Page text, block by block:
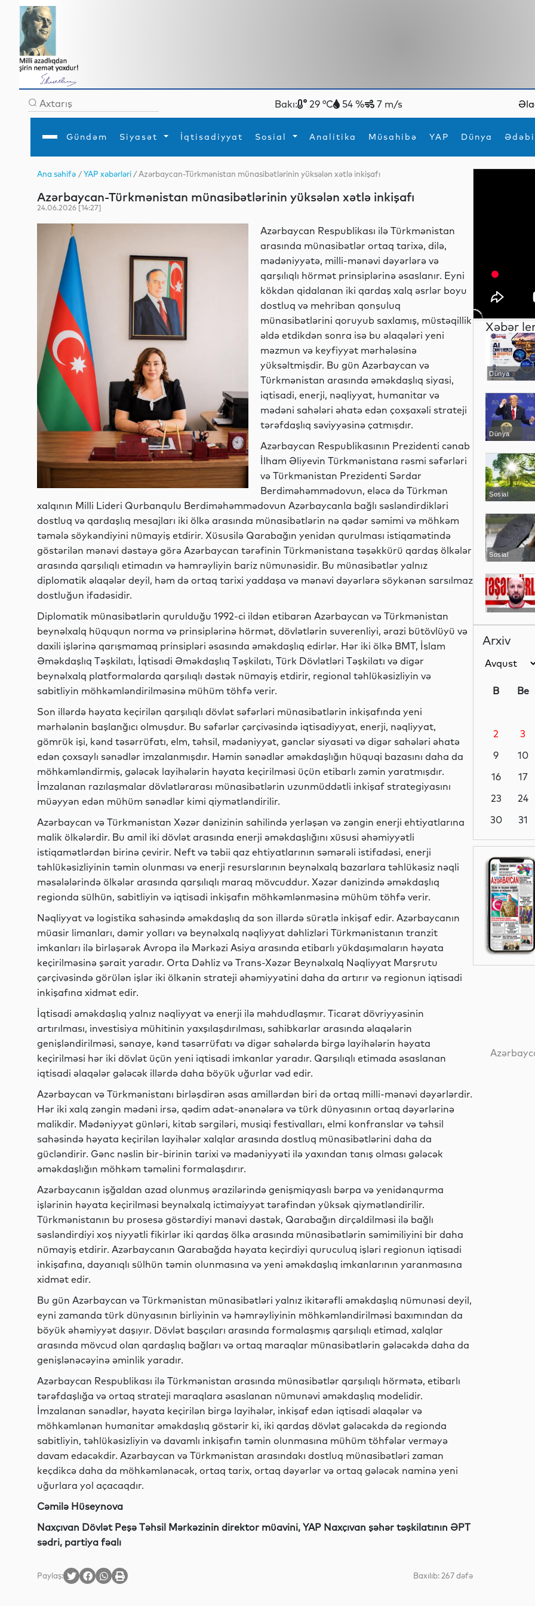
Bakı: 29 °C 54 % 7 m/s
Gündəm Siyasət İqtisadiyyat Sosial Analitika Müsahibə YAP Dünya
Gündəm
İqtisadiyyat
Analitika
Mədəniyyət
Müsahibə
MEDİA
Xarici siyasətTurizm
Hadisə
İdmanYeni texnologiyalar
Ana səhifə /YAP xəbərləri / Azərbaycan-Türkmənistan münasibətlərinin yüksələn xətlə inkişafı
Azərbaycan-Türkmənistan münasibətlərinin yüksələn xətlə inkişafı
24.06.2026 [14:27]
Azərbaycan Respublikası ilə Türkmənistan
arasında münasibətlər ortaq tarixə, dilə,
mədəniyyətə, milli-mənəvi dəyərlərə və
qarşılıqlı hörmət prinsiplərinə əsaslanır. Eyni
kökdən qidalanan iki qardaş xalq əsrlər boyu
dostluq və mehriban qonşuluq
münasibətlərini qoruyub saxlamış, müstəqillik
əldə etdikdən sonra isə bu əlaqələri yeni
məzmun və keyfiyyət mərhələsinə
yüksəltmişdir. Bu gün Azərbaycan və
Türkmənistan arasında əməkdaşlıq siyasi,
iqtisadi, enerji, nəqliyyat, humanitar və
mədəni sahələri əhatə edən çoxşaxəli strateji
tərəfdaşlıq səviyyəsinə çatmışdır.
Azərbaycan Respublikasının Prezidenti cənab
İlham Əliyevin Türkmənistana rəsmi səfərləri
və Türkmənistan Prezidenti Sərdar
Berdiməhəmmədovun, eləcə də Türkmən
xalqının Milli Lideri Qurbanqulu Berdiməhəmmədovun Azərbaycanla bağlı səsləndirdikləri
dostluq və qardaşlıq mesajları iki ölkə arasında münasibətlərin nə qədər səmimi və möhkəm
təmələ söykəndiyini nümayiş etdirir. Xüsusilə Qarabağın yenidən qurulması istiqamətində
göstərilən mənəvi dəstəyə görə Azərbaycan tərəfinin Türkmənistana təşəkkürü qardaş ölkələr
arasında qarşılıqlı etimadın və həmrəyliyin bariz nümunəsidir. Bu münasibətlər yalnız
diplomatik əlaqələr deyil, həm də ortaq tarixi yaddaşa və mənəvi dəyərlərə söykənən sarsılmaz
dostluğun ifadəsidir.
Diplomatik münasibətlərin qurulduğu 1992-ci ildən etibarən Azərbaycan və Türkmənistan
beynəlxalq hüququn norma və prinsiplərinə hörmət, dövlətlərin suverenliyi, ərazi bütövlüyü və
daxili işlərinə qarışmamaq prinsipləri əsasında əməkdaşlıq edirlər. Hər iki ölkə BMT, İslam
Əməkdaşlıq Təşkilatı, İqtisadi Əməkdaşlıq Təşkilatı, Türk Dövlətləri Təşkilatı və digər
beynəlxalq platformalarda qarşılıqlı dəstək nümayiş etdirir, regional təhlükəsizliyin və
sabitliyin möhkəmləndirilməsinə mühüm töhfə verir.
Son illərdə həyata keçirilən qarşılıqlı dövlət səfərləri münasibətlərin inkişafında yeni
mərhələnin başlanğıcı olmuşdur. Bu səfərlər çərçivəsində iqtisadiyyat, enerji, nəqliyyat,
gömrük işi, kənd təsərrüfatı, elm, təhsil, mədəniyyət, gənclər siyasəti və digər sahələri əhatə
edən çoxsaylı sənədlər imzalanmışdır. Həmin sənədlər əməkdaşlığın hüquqi bazasını daha da
möhkəmləndirmiş, gələcək layihələrin həyata keçirilməsi üçün etibarlı zəmin yaratmışdır.
İmzalanan razılaşmalar dövlətlərarası münasibətlərin uzunmüddətli inkişaf strategiyasını
müəyyən edən mühüm sənədlər kimi qiymətləndirilir.
Azərbaycan və Türkmənistan Xəzər dənizinin sahilində yerləşən və zəngin enerji ehtiyatlarına
malik ölkələrdir. Bu amil iki dövlət arasında enerji əməkdaşlığını xüsusi əhəmiyyətli
istiqamətlərdən birinə çevirir. Neft və təbii qaz ehtiyatlarının səmərəli istifadəsi, enerji
təhlükəsizliyinin təmin olunması və enerji resurslarının beynəlxalq bazarlara təhlükəsiz nəqli
məsələlərində ölkələr arasında qarşılıqlı maraq mövcuddur. Xəzər dənizində əməkdaşlıq
regionda sülhün, sabitliyin və iqtisadi inkişafın möhkəmlənməsinə mühüm töhfə verir.
Nəqliyyat və logistika sahəsində əməkdaşlıq da son illərdə sürətlə inkişaf edir. Azərbaycanın
müasir limanları, dəmir yolları və beynəlxalq nəqliyyat dəhlizləri Türkmənistanın tranzit
imkanları ilə birləşərək Avropa ilə Mərkəzi Asiya arasında etibarlı yükdaşımaların həyata
keçirilməsinə şərait yaradır. Orta Dəhliz və Trans-Xəzər Beynəlxalq Nəqliyyat Marşrutu
çərçivəsində görülən işlər iki ölkənin strateji əhəmiyyətini daha da artırır və regionun iqtisadi
inkişafına xidmət edir.
İqtisadi əməkdaşlıq yalnız nəqliyyat və enerji ilə məhdudlaşmır. Ticarət dövriyyəsinin
artırılması, investisiya mühitinin yaxşılaşdırılması, sahibkarlar arasında əlaqələrin
genişləndirilməsi, sənaye, kənd təsərrüfatı və digər sahələrdə birgə layihələrin həyata
keçirilməsi hər iki dövlət üçün yeni iqtisadi imkanlar yaradır. Qarşılıqlı etimada əsaslanan
iqtisadi əlaqələr gələcək illərdə daha böyük uğurlar vəd edir.
Azərbaycan və Türkmənistanı birləşdirən əsas amillərdən biri də ortaq milli-mənəvi dəyərlərdir.
Hər iki xalq zəngin mədəni irsə, qədim adət-ənənələrə və türk dünyasının ortaq dəyərlərinə
malikdir. Mədəniyyət günləri, kitab sərgiləri, musiqi festivalları, elmi konfranslar və təhsil
sahəsində həyata keçirilən layihələr xalqlar arasında dostluq münasibətlərini daha da
gücləndirir. Gənc nəslin bir-birinin tarixi və mədəniyyəti ilə yaxından tanış olması gələcək
əməkdaşlığın möhkəm təməlini formalaşdırır.
Azərbaycanın işğaldan azad olunmuş ərazilərində genişmiqyaslı bərpa və yenidənqurma
işlərinin həyata keçirilməsi beynəlxalq ictimaiyyət tərəfindən yüksək qiymətləndirilir.
Türkmənistanın bu prosesə göstərdiyi mənəvi dəstək, Qarabağın dirçəldilməsi ilə bağlı
səsləndirdiyi xoş niyyətli fikirlər iki qardaş ölkə arasında münasibətlərin səmimiliyini bir daha
nümayiş etdirir. Azərbaycanın Qarabağda həyata keçirdiyi quruculuq işləri regionun iqtisadi
inkişafına, dayanıqlı sülhün təmin olunmasına və yeni əməkdaşlıq imkanlarının yaranmasına
xidmət edir.
Bu gün Azərbaycan və Türkmənistan münasibətləri yalnız ikitərəfli əməkdaşlıq nümunəsi deyil,
eyni zamanda türk dünyasının birliyinin və həmrəyliyinin möhkəmləndirilməsi baxımından da
böyük əhəmiyyət daşıyır. Dövlət başçıları arasında formalaşmış qarşılıqlı etimad, xalqlar
arasında mövcud olan qardaşlıq bağları və ortaq maraqlar münasibətlərin gələcəkdə daha da
genişlənəcəyinə əminlik yaradır.
Azərbaycan Respublikası ilə Türkmənistan arasında münasibətlər qarşılıqlı hörmətə, etibarlı
tərəfdaşlığa və ortaq strateji maraqlara əsaslanan nümunəvi əməkdaşlıq modelidir.
İmzalanan sənədlər, həyata keçirilən birgə layihələr, inkişaf edən iqtisadi əlaqələr və
möhkəmlənən humanitar əməkdaşlıq göstərir ki, iki qardaş dövlət gələcəkdə də regionda
sabitliyin, təhlükəsizliyin və davamlı inkişafın təmin olunmasına mühüm töhfələr verməyə
davam edəcəkdir. Azərbaycan və Türkmənistan arasındakı dostluq münasibətləri zaman
keçdikcə daha da möhkəmlənəcək, ortaq tarix, ortaq dəyərlər və ortaq gələcək naminə yeni
uğurlara yol açacaqdır.
Cəmilə Hüseynova
Naxçıvan Dövlət Peşə Təhsil Mərkəzinin direktor müavini, YAP Naxçıvan şəhər təşkilatının ƏPT
sədri, partiya fəalı
Paylaş: Baxılıb: 267 dəfə
Xəbər
Dünya
Dünya
Sosial
Sosial
İdman
Dünya
İqtisadiyyat
Dünya
İqtisadiyyat
Arxiv
B Be
2
3
9
10
16
17
23
24
30
31